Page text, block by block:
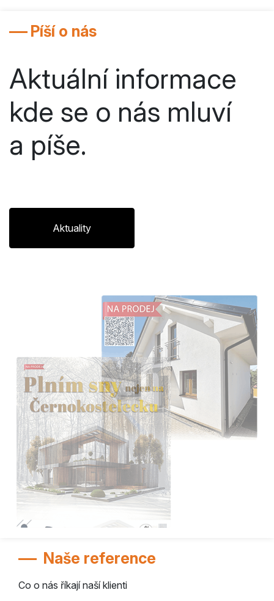
Píší o nás
Aktuální informace
kde se o nás mluví
a píše.
Aktuality
Naše reference
Co o nás říkají naší klienti